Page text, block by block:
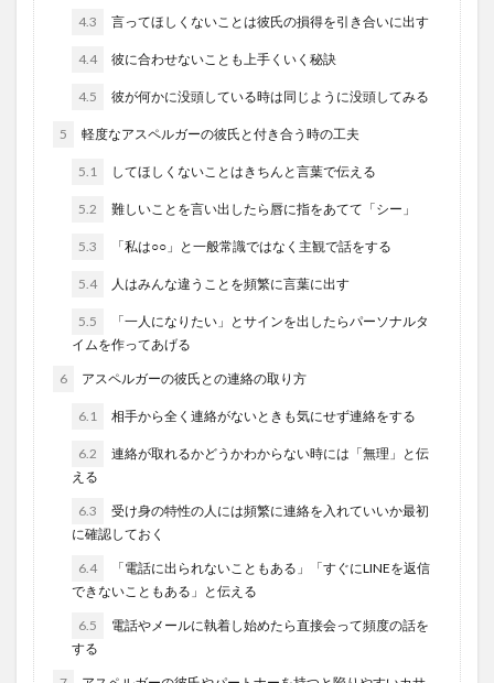
4.3 言ってほしくないことは彼氏の損得を引き合いに出す
4.4 彼に合わせないことも上手くいく秘訣
4.5 彼が何かに没頭している時は同じように没頭してみる
5 軽度なアスペルガーの彼氏と付き合う時の工夫
5.1 してほしくないことはきちんと言葉で伝える
5.2 難しいことを言い出したら唇に指をあてて「シー」
5.3 「私は○○」と一般常識ではなく主観で話をする
5.4 人はみんな違うことを頻繁に言葉に出す
5.5
「一人になりたい」とサインを出したらパーソナルタ
イムを作ってあげる
6 アスペルガーの彼氏との連絡の取り方
6.1 相手から全く連絡がないときも気にせず連絡をする
6.2
連絡が取れるかどうかわからない時には「無理」と伝
える
6.3
受け身の特性の人には頻繁に連絡を入れていいか最初
に確認しておく
6.4
「電話に出られないこともある」「すぐにLINEを返信
できないこともある」と伝える
6.5
電話やメールに執着し始めたら直接会って頻度の話を
する